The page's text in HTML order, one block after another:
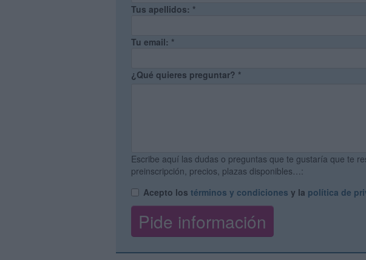
Tus apellidos: *
Tu email: *
¿Qué quieres preguntar? *
Escribe aquí las dudas o preguntas que te gustaría que te
preinscripción, precios, plazas disponibles…:
Acepto los términos y condiciones y la política de